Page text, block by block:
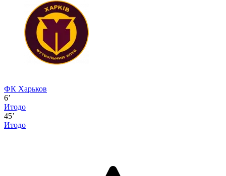
ФК Харьков
6’
Итодо
45’
Итодо